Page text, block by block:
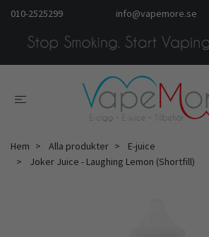
010-2525299 info@vapemore.se
Hem Alla produkter
E-juice
Joker Juice - Laughing Lemon (Shortfill)